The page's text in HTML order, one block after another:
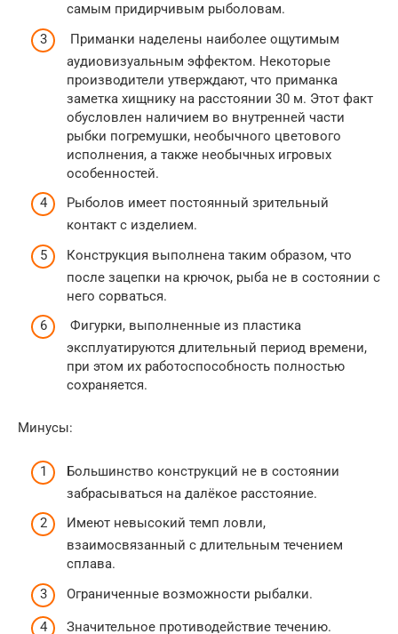
самым придирчивым рыболовам.
Приманки наделены наиболее ощутимым
аудиовизуальным эффектом. Некоторые
производители утверждают, что приманка
заметка хищнику на расстоянии 30 м. Этот факт
обусловлен наличием во внутренней части
рыбки погремушки, необычного цветового
исполнения, а также необычных игровых
особенностей.
Рыболов имеет постоянный зрительный
контакт с изделием.
Конструкция выполнена таким образом, что
после зацепки на крючок, рыба не в состоянии с
него сорваться.
Фигурки, выполненные из пластика
эксплуатируются длительный период времени,
при этом их работоспособность полностью
сохраняется.
Минусы:
Большинство конструкций не в состоянии
забрасываться на далёкое расстояние.
Имеют невысокий темп ловли,
взаимосвязанный с длительным течением
сплава.
Ограниченные возможности рыбалки.
Значительное противодействие течению.